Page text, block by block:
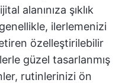
alanınıza şıklık
ilerlemenizi
özelleştirilebilir
güzel tasarlanmış
rutinlerinizi ön